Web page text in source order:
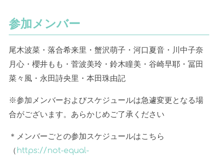
参加メンバー
尾木波菜・落合希来里・蟹沢萌子・河口夏音・川中子奈
月心・櫻井もも・菅波美玲・鈴木瞳美・谷崎早耶・冨田
菜々風・永田詩央里・本田珠由記
※参加メンバーおよびスケジュールは急遽変更となる場
合がございます。あらかじめご了承ください
＊メンバーごとの参加スケジュールはこちら
（https://not-equal-